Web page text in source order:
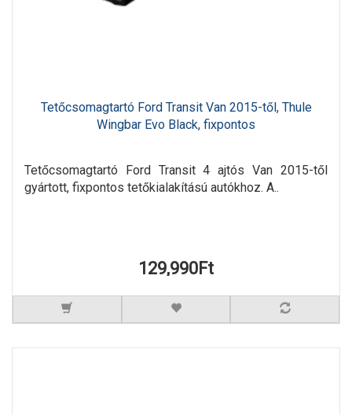
Tetőcsomagtartó Ford Transit Van 2015-től, Thule
Wingbar Evo Black, fixpontos
Tetőcsomagtartó Ford Transit 4 ajtós Van 2015-től
gyártott, fixpontos tetőkialakítású autókhoz. A..
129,990Ft